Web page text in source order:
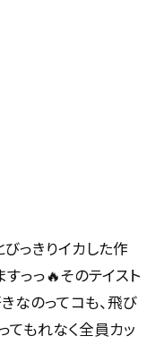
っきりイカした作
っっ🔥そのテイスト
なのってコも、飛び
てもれなく全員カッ